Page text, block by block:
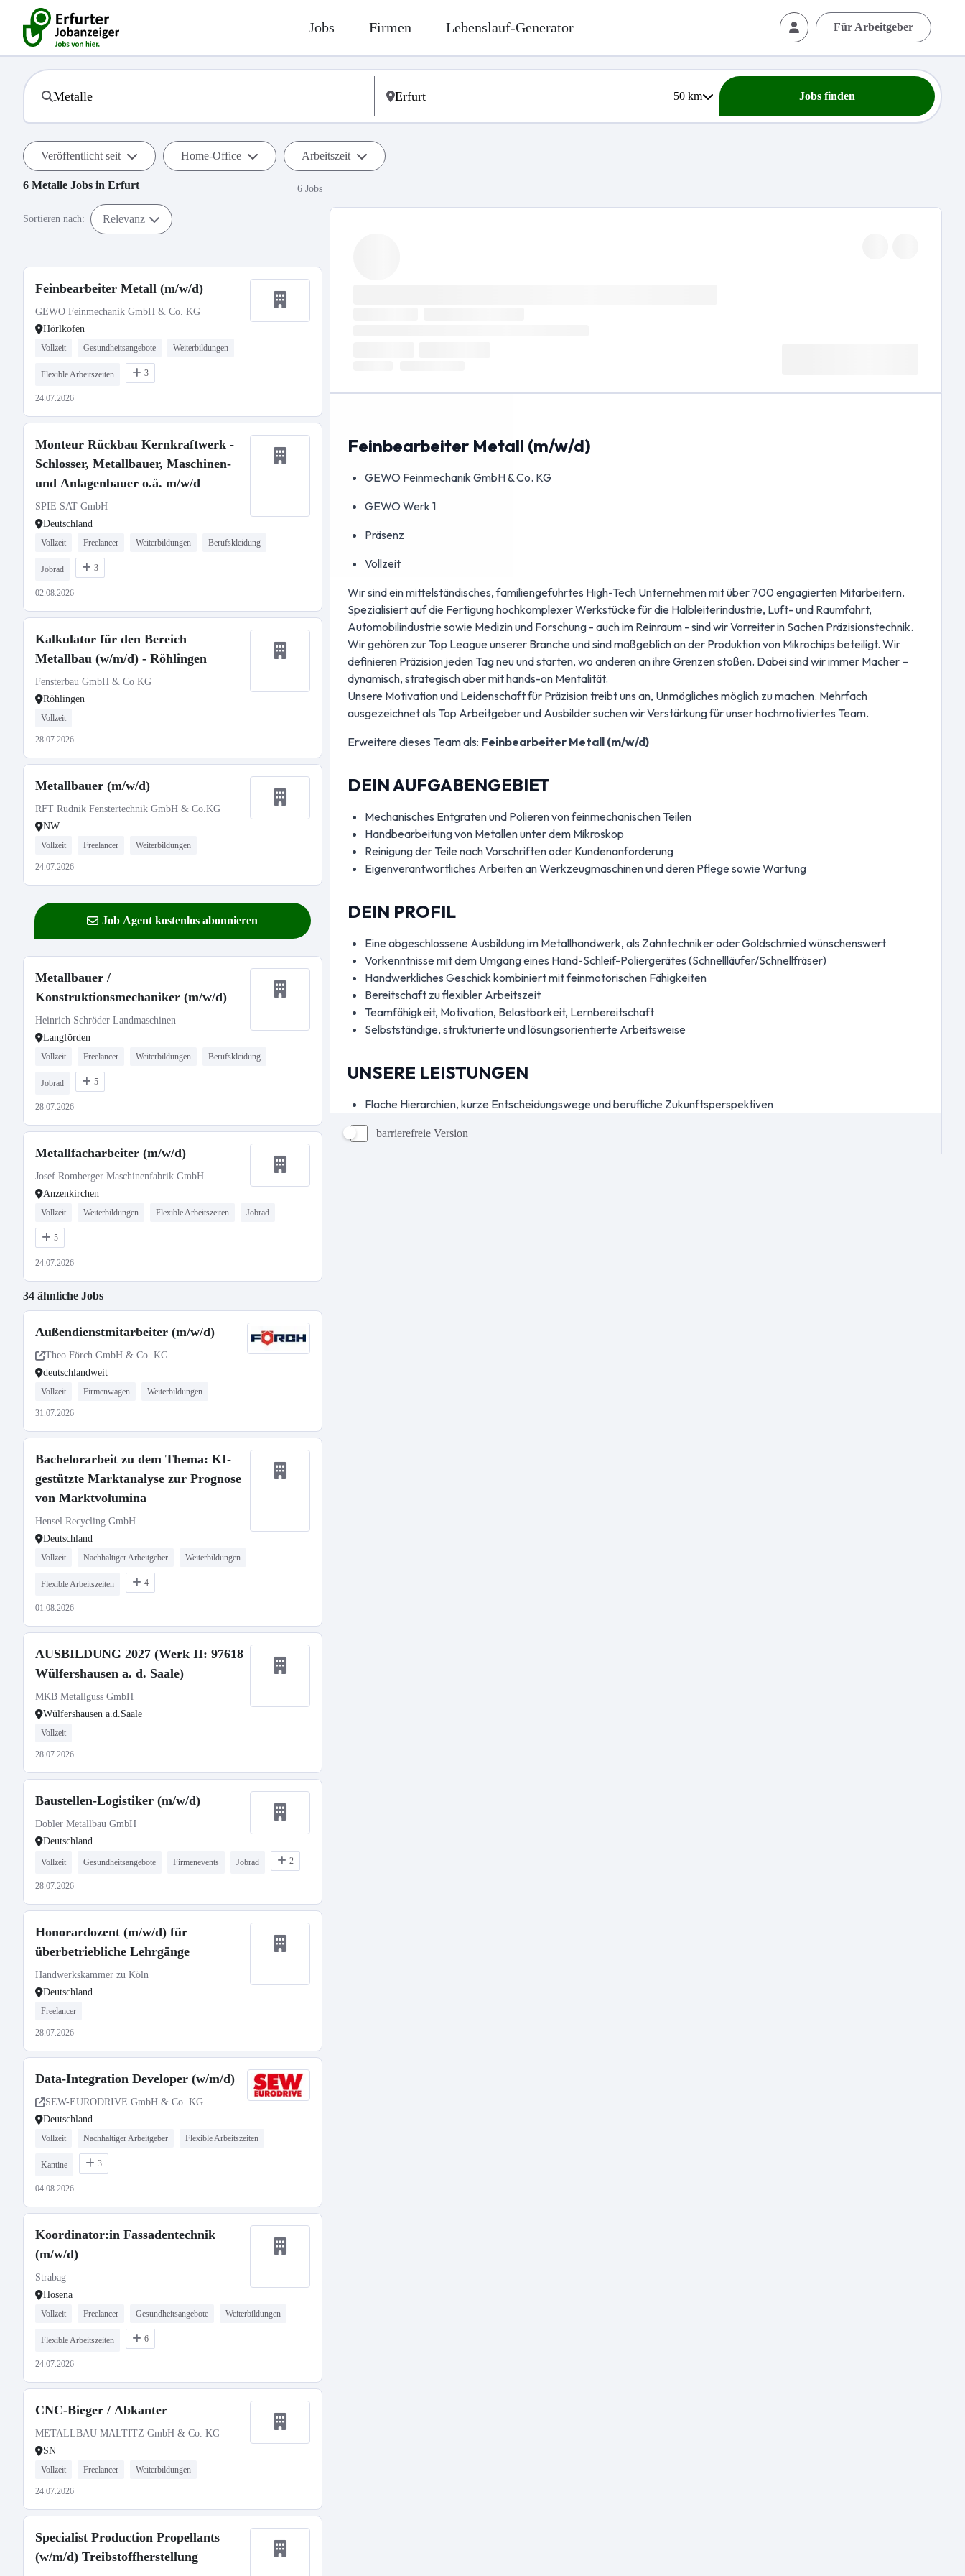
Jobs Firmen Lebenslauf-Generator Für Arbeitgeber
50km Jobs finden
Veröffentlicht seit Home-Office Arbeitszeit
6 Metalle Jobs in Erfurt 6 Jobs
Sortieren nach: Relevanz
Feinbearbeiter Metall (m/w/d)
GEWO Feinmechanik GmbH & Co. KG
Hörlkofen
Vollzeit Gesundheitsangebote Weiterbildungen
Flexible Arbeitszeiten 3
24.07.2026
Monteur Rückbau Kernkraftwerk -
Schlosser, Metallbauer, Maschinen-
und Anlagenbauer o.ä. m/w/d
SPIE SAT GmbH
Deutschland
Vollzeit Freelancer Weiterbildungen Berufskleidung
Jobrad 3
02.08.2026
Kalkulator für den Bereich
Metallbau (w/m/d) - Röhlingen
Fensterbau GmbH & Co KG
Röhlingen
Vollzeit
28.07.2026
Metallbauer (m/w/d)
RFT Rudnik Fenstertechnik GmbH & Co.KG
NW
Vollzeit Freelancer Weiterbildungen
24.07.2026
Job Agent kostenlos abonnieren
Metallbauer /
Konstruktionsmechaniker (m/w/d)
Heinrich Schröder Landmaschinen
Langförden
Vollzeit Freelancer Weiterbildungen Berufskleidung
Jobrad 5
28.07.2026
Metallfacharbeiter (m/w/d)
Josef Romberger Maschinenfabrik GmbH
Anzenkirchen
Vollzeit Weiterbildungen Flexible Arbeitszeiten Jobrad
5
24.07.2026
34 ähnliche Jobs
Außendienstmitarbeiter (m/w/d)
Theo Förch GmbH & Co. KG
deutschlandweit
Vollzeit Firmenwagen Weiterbildungen
31.07.2026
Bachelorarbeit zu dem Thema: KI-
gestützte Marktanalyse zur Prognose
von Marktvolumina
Hensel Recycling GmbH
Deutschland
Vollzeit Nachhaltiger Arbeitgeber Weiterbildungen
Flexible Arbeitszeiten 4
01.08.2026
AUSBILDUNG 2027 (Werk II: 97618
Wülfershausen a. d. Saale)
MKB Metallguss GmbH
Wülfershausen a.d.Saale
Vollzeit
28.07.2026
Baustellen-Logistiker (m/w/d)
Dobler Metallbau GmbH
Deutschland
Vollzeit Gesundheitsangebote Firmenevents Jobrad 2
28.07.2026
Honorardozent (m/w/d) für
überbetriebliche Lehrgänge
Handwerkskammer zu Köln
Deutschland
Freelancer
28.07.2026
Data-Integration Developer (w/m/d)
SEW-EURODRIVE GmbH & Co. KG
Deutschland
Vollzeit Nachhaltiger Arbeitgeber Flexible Arbeitszeiten
Kantine 3
04.08.2026
Koordinator:in Fassadentechnik
(m/w/d)
Strabag
Hosena
Vollzeit Freelancer Gesundheitsangebote Weiterbildungen
Flexible Arbeitszeiten 6
24.07.2026
CNC-Bieger / Abkanter
METALLBAU MALTITZ GmbH & Co. KG
SN
Vollzeit Freelancer Weiterbildungen
24.07.2026
Specialist Production Propellants
(w/m/d) Treibstoffherstellung
barrierefreie Version